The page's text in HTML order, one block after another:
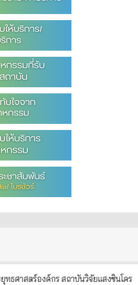
ทธศาสตร์องค์กร สถาบันวิจัยแสงซินโคร